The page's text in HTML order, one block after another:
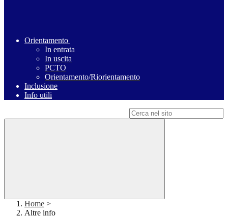
Orientamento
In entrata
In uscita
PCTO
Orientamento/Riorientamento
Inclusione
Info utili
Home >
Altre info